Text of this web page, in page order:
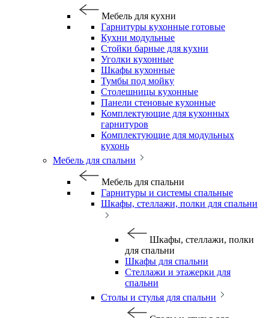
Мебель для кухни
Гарнитуры кухонные готовые
Кухни модульные
Стойки барные для кухни
Уголки кухонные
Шкафы кухонные
Тумбы под мойку
Столешницы кухонные
Панели стеновые кухонные
Комплектующие для кухонных
гарнитуров
Комплектующие для модульных
кухонь
Мебель для спальни
Мебель для спальни
Гарнитуры и системы спальные
Шкафы, стеллажи, полки для спальни
Шкафы, стеллажи, полки
для спальни
Шкафы для спальни
Стеллажи и этажерки для
спальни
Столы и стулья для спальни